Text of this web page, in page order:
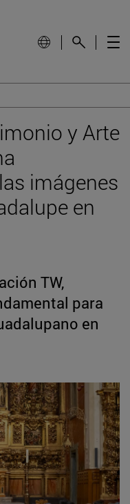
y Arte
imágenes
en
TW,
para
en